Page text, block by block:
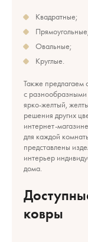
Длина, см
До
Квадратные;
Прямоугольные;
Овальные;
Круглые.
Также предлагаем
с
ярко-желтый,
решения других
интернет-
для каждой
представлены
интерьер
дома.
ковры